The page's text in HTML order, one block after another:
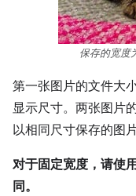
保存的宽度
第一张图片的文件大
显示尺寸。两张图片
以相同尺寸保存的图
对于固定宽度，请使
同。